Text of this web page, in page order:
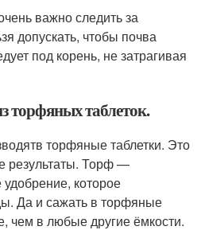
важно следить за
допускать, чтобы почва
под корень, не затрагивая
торфяных таблеток.
торфяные таблетки. Это
результаты. Торф —
которое
Да и сажать в торфяные
чем в любые другие ёмкости.